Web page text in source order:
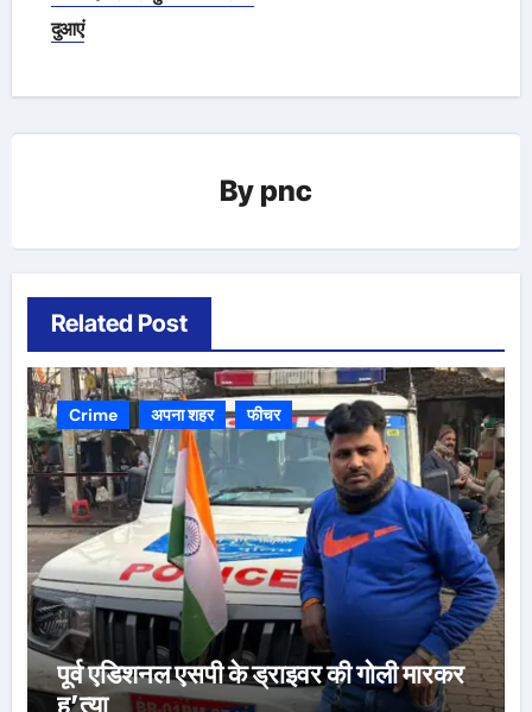
दुआएं
By pnc
Related Post
Crime अपना शहर फीचर
पूर्व एडिशनल एसपी के ड्राइवर की गोली मारकर
ह’त्या